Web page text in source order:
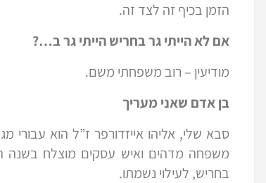
הזמן בכיף זה לצד זה.
אם לא הייתי גר בחריש הייתי גר ב…?
מודיעין – רוב משפחתי משם.
בן אדם שאני מעריך
סבא שלי, אליהו אייזדורפר ז”ל הוא
משפחה מדהים ואיש עסקים מוצלח בשנה
בחריש, לעילוי נשמתו.